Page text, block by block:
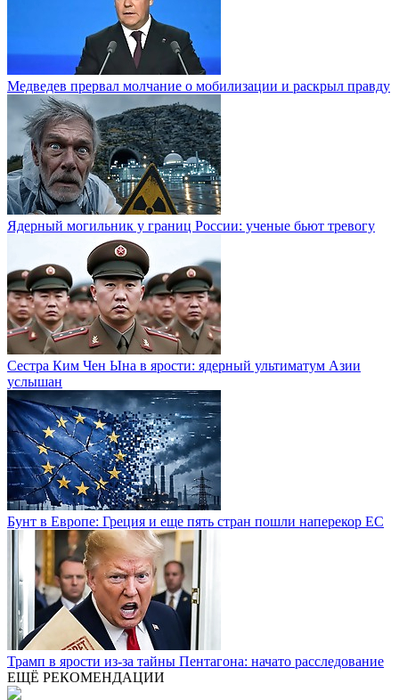
Медведев прервал молчание о мобилизации и раскрыл правду
Ядерный могильник у границ России: ученые бьют тревогу
Сестра Ким Чен Ына в ярости: ядерный ультиматум Азии
услышан
Бунт в Европе: Греция и еще пять стран пошли наперекор ЕС
Трамп в ярости из-за тайны Пентагона: начато расследование
ЕЩЁ РЕКОМЕНДАЦИИ